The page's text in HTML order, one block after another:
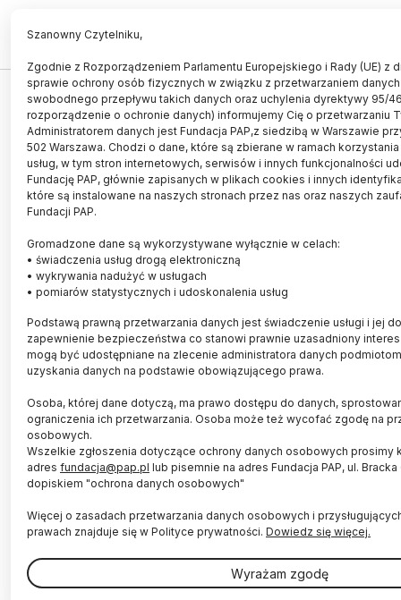
TECHNOLOGIA
Jaskinia 3D i tzw. motion capture -
czyli najnowsze technologie
informatyczne na PŁ
19.06.2016
aktualizacja: 19.06.2016
Jaskinia 3D, w której możliwe jest zanurzenie się w
wirtualnym świecie; system motion capture do
urządzenia biometryczne znajdują się na
wyposażeniu nowoczesnego Centrum Technologii
Szanowny Czytelniku,
Zgodnie z Rozporządzeniem Parlamentu Europejskiego i Rady (UE) z
sprawie ochrony osób fizycznych w związku z przetwarzaniem
swobodnego przepływu takich danych oraz uchylenia dyrektywy 95/
rozporządzenie o ochronie danych) informujemy Cię o przetwarzaniu
Administratorem danych jest Fundacja PAP,z siedzibą w Warszawie
502 Warszawa. Chodzi o dane, które są zbierane w ramach
usług, w tym stron internetowych, serwisów i innych funkcjonalności
Fundację PAP, głównie zapisanych w plikach cookies i innych
które są instalowane na naszych stronach przez nas oraz naszych
Fundacji PAP.
Gromadzone dane są wykorzystywane wyłącznie w celach:
• świadczenia usług drogą elektroniczną
• wykrywania nadużyć w usługach
• pomiarów statystycznych i udoskonalenia usług
Podstawą prawną przetwarzania danych jest świadczenie usługi i jej
zapewnienie bezpieczeństwa co stanowi prawnie uzasadniony
mogą być udostępniane na zlecenie administratora danych
uzyskania danych na podstawie obowiązującego prawa.
Osoba, której dane dotyczą, ma prawo dostępu do danych,
ograniczenia ich przetwarzania. Osoba może też wycofać zgodę na
osobowych.
Wszelkie zgłoszenia dotyczące ochrony danych osobowych prosimy
adres fundacja@pap.pl lub pisemnie na adres Fundacja PAP, ul.
dopiskiem "ochrona danych osobowych"
Więcej o zasadach przetwarzania danych osobowych i
prawach znajduje się w Polityce prywatności. Dowiedz się więcej.
Wyrażam zgodę